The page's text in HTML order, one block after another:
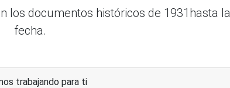
los documentos históricos de 1931hasta la
fecha.
trabajando para ti